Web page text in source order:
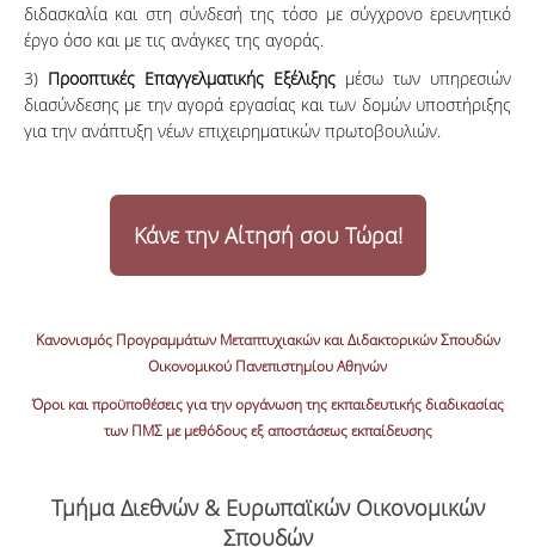
διδασκαλία και στη σύνδεσή της τόσο με σύγχρονο ερευνητικό
έργο όσο και με τις ανάγκες της αγοράς.
3) Προοπτικές Επαγγελματικής Εξέλιξης μέσω των υπηρεσιών
διασύνδεσης με την αγορά εργασίας και των δομών υποστήριξης
για την ανάπτυξη νέων επιχειρηματικών πρωτοβουλιών.
Κάνε την Aίτησή σου Tώρα!
Κανονισμός Προγραμμάτων Μεταπτυχιακών και Διδακτορικών Σπουδών
Οικονομικού Πανεπιστημίου Αθηνών
Όροι και προϋποθέσεις για την οργάνωση της εκπαιδευτικής διαδικασίας
των ΠΜΣ με μεθόδους εξ αποστάσεως εκπαίδευσης
Τμήμα Διεθνών & Ευρωπαϊκών Οικονομικών
Σπουδών